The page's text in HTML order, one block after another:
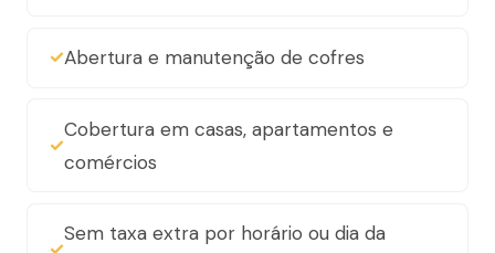
Abertura e manutenção de cofres
Cobertura em casas, apartamentos e
comércios
Sem taxa extra por horário ou dia da